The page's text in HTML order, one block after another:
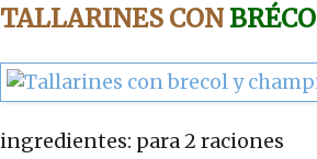
TALLARINES CON
ingredientes: para 2 raciones